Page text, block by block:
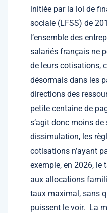
initiée par la loi de
sociale (LFSS) de
l’ensemble des
salariés français ne
de leurs cotisations,
désormais dans les
directions des
petite centaine de
s’agit donc moins
dissimulation, les
cotisations n’ayant
exemple, en 2026, le
aux allocations
taux maximal, sans
puissent le voir. La